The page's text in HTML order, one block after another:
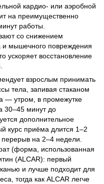
кардио- или аэробной
на преимущественно
работы.
со снижением
и мышечного повреждения
ускоряет восстановление
взрослым принимать
тела, запивая стаканом
— утром, в промежутке
30–45 минут до
дополнительное
курс приёма длится 1–2
перерыв на 2–4 недели.
(форма, использованная
(ALCAR): первый
и лучше подходит для
тогда как ALCAR легче